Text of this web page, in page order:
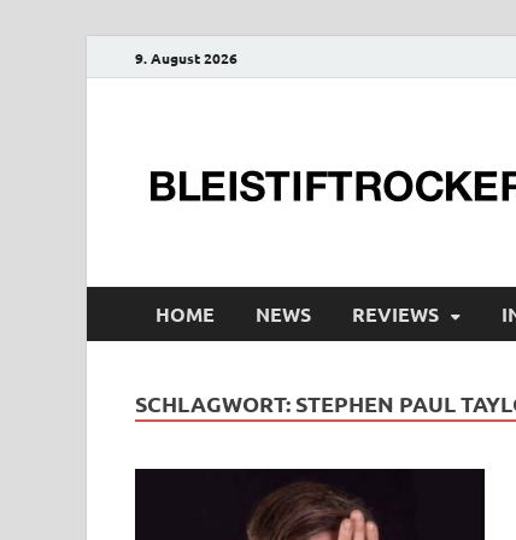
9. August 2026
HOME NEWS REVIEWS
SCHLAGWORT: STEPHEN PAUL